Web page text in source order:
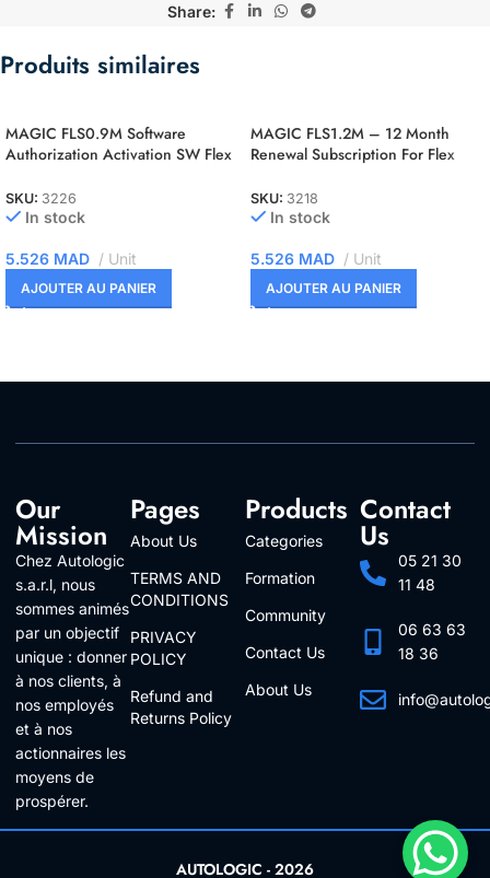
Share:
Produits similaires
MAGIC FLS0.9M Software
Authorization Activation SW Flex
SKU: 3226
In stock
5.526 MAD Unit
AJOUTER AU PANIER
MAGIC FLS1.2M – 12 Month
Renewal Subscription For Flex
SKU: 3218
In stock
5.526 MAD Unit
AJOUTER AU PANIER
Our
Mission
Chez Autologic
s.a.r.l, nous
sommes animés
par un objectif
unique : donner
à nos clients, à
nos employés
et à nos
actionnaires les
moyens de
prospérer.
Pages
About Us
TERMS AND
CONDITIONS
PRIVACY
POLICY
Refund and
Returns Policy
Products
Categories
Formation
Community
Contact Us
About Us
Contact
Us
05 21 30
11 48
06 63 63
18 36
AUTOLOGIC - 2026